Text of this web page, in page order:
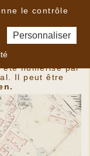
napoléonien
été effectués à
été numérisé par
Il peut être
le contrôle
Personnaliser